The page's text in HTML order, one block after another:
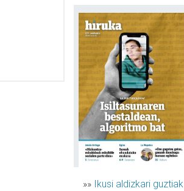
»» Ikusi aldizkari guztiak